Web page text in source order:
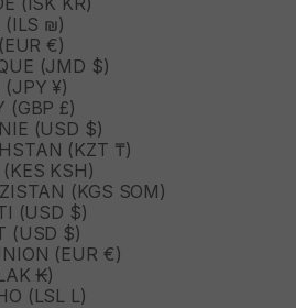
(ILS ₪)
€)
(JMD $)
¥)
(GBP £)
(USD $)
(KZT ₸)
KSH)
(KGS SOM)
(USD $)
(USD $)
(EUR €)
₭)
(LSL L)